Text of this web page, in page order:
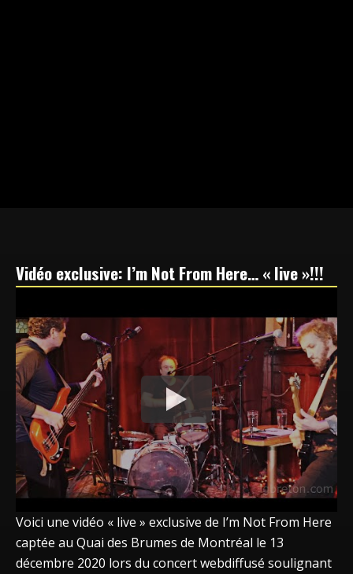
Vidéo exclusive: I’m Not From Here… « live »!!!
Voici une vidéo « live » exclusive de I’m Not From Here
captée au Quai des Brumes de Montréal le 13
décembre 2020 lors du concert webdiffusé soulignant